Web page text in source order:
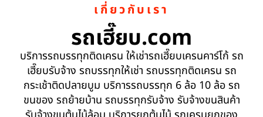
เกี่ยวกับเรา
รถเฮี๊ยบ.com
บริการรถบรรทุกติดเครน ให้เช่ารถเฮี๊ยบเครนคาร์โก้ รถ
เฮี๊ยบรับจ้าง รถบรรทุกให้เช่า รถบรรทุกติดเครน รถ
กระเช้าติดปลายบูม บริการรถบรรทุก 6 ล้อ 10 ล้อ รถ
ขนของ รถย้ายบ้าน รถบรรทุกรับจ้าง รับจ้างขนสินค้า